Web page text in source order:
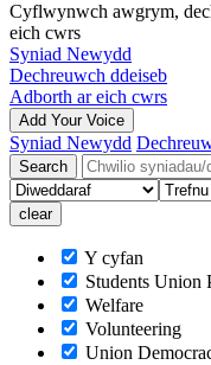
Cyflwynwch awgrym,
eich cwrs
Syniad Newydd
Dechreuwch ddeiseb
Adborth ar eich cwrs
Add Your Voice
Syniad Newydd
Y cyfan
Students Union
Welfare
Volunteering
Union